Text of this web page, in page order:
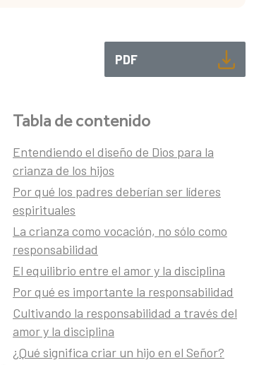
PDF
Tabla de contenido
Entendiendo el diseño de Dios para la
crianza de los hijos
Por qué los padres deberían ser líderes
espirituales
La crianza como vocación, no sólo como
responsabilidad
El equilibrio entre el amor y la disciplina
Por qué es importante la responsabilidad
Cultivando la responsabilidad a través del
amor y la disciplina
¿Qué significa criar un hijo en el Señor?